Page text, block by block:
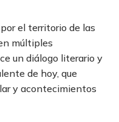
el territorio de las
múltiples
un diálogo literario y
de hoy, que
y acontecimientos